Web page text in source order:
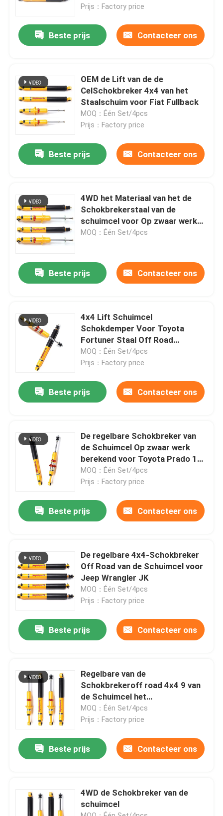
Producten
Video's
Over ons
Kwaliteitscontrole
Neem contact met ons op
Nieuws
Regelbare GasSchokbrekers
Prijs：Factory price
Beste prijs Contacteer ons
OEM de Lift van de de
CelSchokbreker 4x4 van het
Staalschuim voor Fiat Fullback
MOQ：Één Set/4pcs
Prijs：Factory price
Beste prijs Contacteer ons
4WD het Materiaal van het de
Schokbrekerstaal van de
schuimcel voor Op zwaar werk
berekend Off Road
MOQ：Één Set/4pcs
Beste prijs Contacteer ons
4x4 Lift Schuimcel
Schokdemper Voor Toyota
Fortuner Staal Off Road
Verstelbaar
MOQ：Één Set/4pcs
Prijs：Factory price
Beste prijs Contacteer ons
De regelbare Schokbreker van
de Schuimcel Op zwaar werk
berekend voor Toyota Prado 120
LC120
MOQ：Één Set/4pcs
Prijs：Factory price
Beste prijs Contacteer ons
De regelbare 4x4-Schokbreker
Off Road van de Schuimcel voor
Jeep Wrangler JK
MOQ：Één Set/4pcs
Prijs：Factory price
Beste prijs Contacteer ons
Regelbare van de
Schokbrekeroff road 4x4 9 van
de Schuimcel het
Stadiumaanpassing
MOQ：Één Set/4pcs
Prijs：Factory price
Beste prijs Contacteer ons
4WD de Schokbreker van de
schuimcel